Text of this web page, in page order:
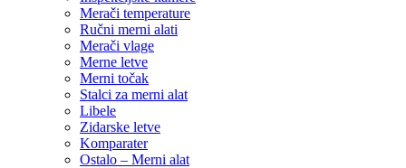
Merači temperature
Ručni merni alati
Merači vlage
Merne letve
Merni točak
Stalci za merni alat
Libele
Zidarske letve
Komparater
Ostalo – Merni alat